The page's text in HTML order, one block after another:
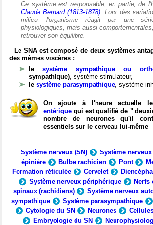
Ce système est responsable, en partie, de
Claude Bernard (1813-1878). Lors des
milieu, l'organisme réagit par une
physiologiques, mais aussi
retrouver son équilibre.
Le SNA est composé de deux systèmes
des mêmes viscères :
lesystème sympathique ou
sympathique), système stimulateur,
le système parasympathique, système
On ajoute à l'heure actuelle
entérique qui est qualifié de "
nombre de neurones qu'il
essentiels sur le cerveau lui-même
Système nerveux (SN) Système nerveux
épinière
Bulbe rachidien Pont
Formation réticulée
Cervelet
Système nerveux périphérique
Nerfs
spinaux (rachidiens)
Système nerveux
sympathique
Système parasympathique
Cytologie du SN
Neurones
Embryologie du SN